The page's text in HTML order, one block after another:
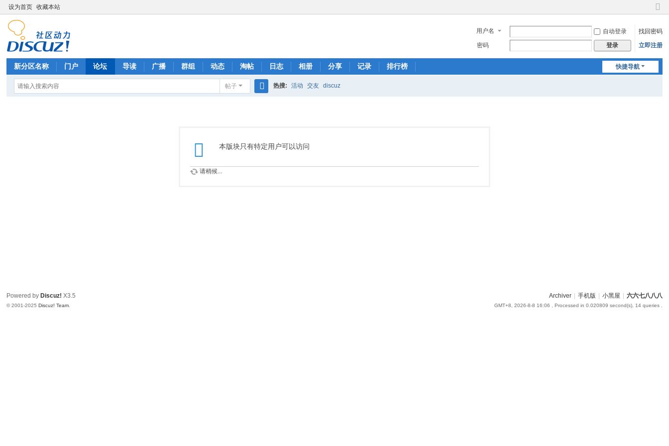
设为首页 收藏本站
切
到
窄
用户名 自动登录
找回密码
密码
登录 立即注册
快捷导航
新分区名称 门户 论坛 导读 广播 群组 动态 淘帖 日志 相册 分享 记录 排行榜
帖子 热搜: 活动 交友 discuz
本版块只有特定用户可以访问
请稍候...
Archiver 手机版 小黑屋 六六七八八八
GMT+8, 2026-8-8 16:06 , Processed in 0.020809 second(s), 14 queries .
Powered by Discuz! X3.5
© 2001-2025Discuz! Team